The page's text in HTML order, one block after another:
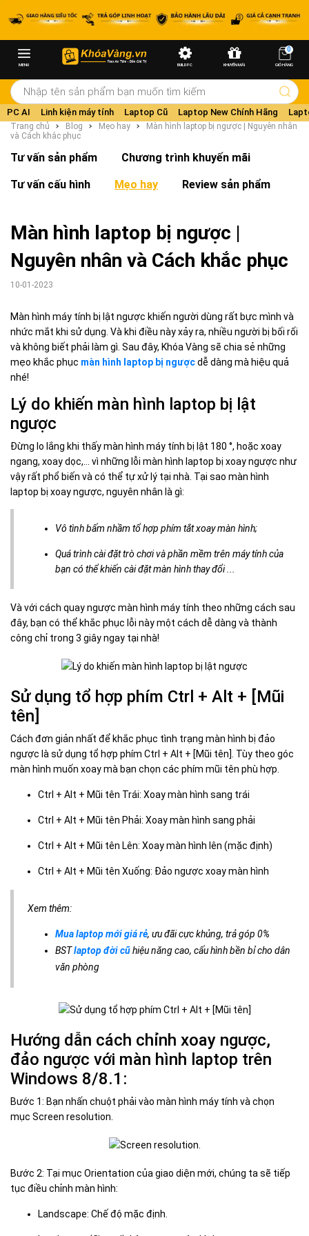
MENU BUILD PC KHUYẾN MÃI
0
GIỎ HÀNG
PC AI Linh kiện máy tính Laptop Cũ Laptop New Chính Hãng
Trang chủ Blog Mẹo hay
Màn hình laptop bị ngược | Nguyên nhân
và Cách khắc phục
Tư vấn sản phẩm Chương trình khuyến mãi
Tư vấn cấu hình Mẹo hay Review sản phẩm
Màn hình laptop bị ngược |
Nguyên nhân và Cách khắc phục
10-01-2023
Màn hình máy tính bị lật ngược khiến người dùng rất bực mình và
nhức mắt khi sử dụng. Và khi điều này xảy ra, nhiều người bị bối rối
và không biết phải làm gì. Sau đây, Khóa Vàng sẽ chia sẻ những
mẹo khắc phục màn hình laptop bị ngượcdễ dàng mà hiệu quả
nhé!
Lý do khiến màn hình laptop bị lật
ngược
Đừng lo lắng khi thấy màn hình máy tính bị lật 180 °, hoặc xoay
ngang, xoay dọc,… vì những lỗi màn hình laptop bị xoay ngược như
vậy rất phổ biến và có thể tự xử lý tại nhà. Tại sao màn hình
laptop bị xoay ngược, nguyên nhân là gì:
Vô tình bấm nhầm tổ hợp phím tắt xoay màn hình;
Quá trình cài đặt trò chơi và phần mềm trên máy tính của
bạn có thể khiến cài đặt màn hình thay đổi ...
Và với cách quay ngược màn hình máy tính theo những cách sau
đây, bạn có thể khắc phục lỗi này một cách dễ dàng và thành
công chỉ trong 3 giây ngay tại nhà!
Sử dụng tổ hợp phím Ctrl + Alt + [Mũi
tên]
Cách đơn giản nhất để khắc phục tình trạng màn hình bị đảo
ngược là sử dụng tổ hợp phím Ctrl + Alt + [Mũi tên]. Tùy theo góc
màn hình muốn xoay mà bạn chọn các phím mũi tên phù hợp.
Ctrl + Alt + Mũi tên Trái: Xoay màn hình sang trái
Ctrl + Alt + Mũi tên Phải: Xoay màn hình sang phải
Ctrl + Alt + Mũi tên Lên: Xoay màn hình lên (mặc định)
Ctrl + Alt + Mũi tên Xuống: Đảo ngược xoay màn hình
Xem thêm:
Mua laptop mới giá rẻ, ưu đãi cực khủng, trả góp 0%
BSTlaptop đời cũhiệu năng cao, cấu hình bền bỉ cho dân
văn phòng
Hướng dẫn cách chỉnh xoay ngược,
đảo ngược với màn hình laptop trên
Windows 8/8.1:
Bước 1: Bạn nhấn chuột phải vào màn hình máy tính và chọn
mục Screen resolution.
Bước 2: Tại mục Orientation của giao diện mới, chúng ta sẽ tiếp
tục điều chỉnh màn hình:
Landscape: Chế độ mặc định.